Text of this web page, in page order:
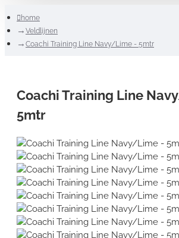
home
Veldlijnen
Coachi Training Line Navy/Lime - 5mtr
Coachi Training Line
5mtr